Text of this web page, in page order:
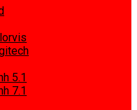
5.1
7.1